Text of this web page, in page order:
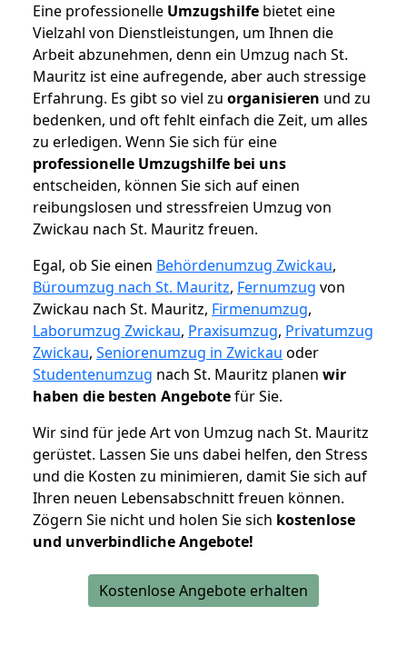
Eine professionelle Umzugshilfe bietet eine
Vielzahl von Dienstleistungen, um Ihnen die
Arbeit abzunehmen, denn ein Umzug nach St.
Mauritz ist eine aufregende, aber auch stressige
Erfahrung. Es gibt so viel zu organisieren und zu
bedenken, und oft fehlt einfach die Zeit, um alles
zu erledigen. Wenn Sie sich für eine
professionelle Umzugshilfe bei uns
entscheiden, können Sie sich auf einen
reibungslosen und stressfreien Umzug von
Zwickau nach St. Mauritz freuen.
Egal, ob Sie einen Behördenumzug Zwickau,
Büroumzug nach St. Mauritz, Fernumzug von
Zwickau nach St. Mauritz, Firmenumzug,
Laborumzug Zwickau, Praxisumzug, Privatumzug
Zwickau, Seniorenumzug in Zwickau oder
Studentenumzug nach St. Mauritz planen wir
haben die besten Angebotefür Sie.
Wir sind für jede Art von Umzug nach St. Mauritz
gerüstet. Lassen Sie uns dabei helfen, den Stress
und die Kosten zu minimieren, damit Sie sich auf
Ihren neuen Lebensabschnitt freuen können.
Zögern Sie nicht und holen Sie sich kostenlose
und unverbindliche Angebote!
Kostenlose Angebote erhalten